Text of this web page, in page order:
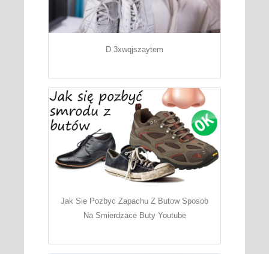
D 3xwqjszaytem
Jak Sie Pozbyc Zapachu Z Butow Sposob
Na Smierdzace Buty Youtube